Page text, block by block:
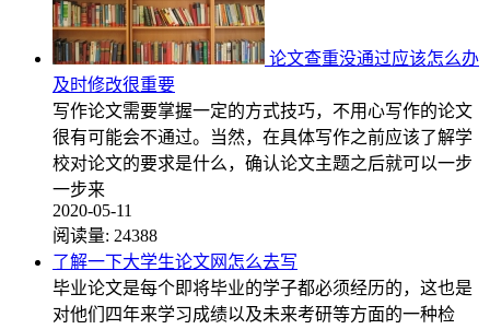
论文查重没通过应该怎么办
及时修改很重要
写作论文需要掌握一定的方式技巧，不用心写作的论文
很有可能会不通过。当然，在具体写作之前应该了解学
校对论文的要求是什么，确认论文主题之后就可以一步
一步来
2020-05-11
阅读量: 24388
了解一下大学生论文网怎么去写
毕业论文是每个即将毕业的学子都必须经历的，这也是
对他们四年来学习成绩以及未来考研等方面的一种检